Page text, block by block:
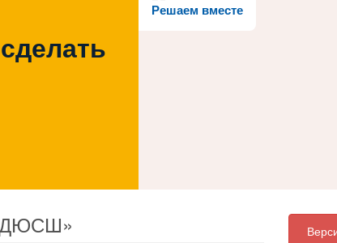
Решаем вместе
ДЮСШ»